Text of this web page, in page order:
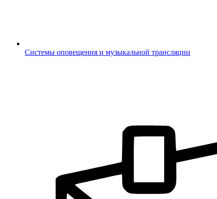
Системы оповещения и музыкальной трансляции